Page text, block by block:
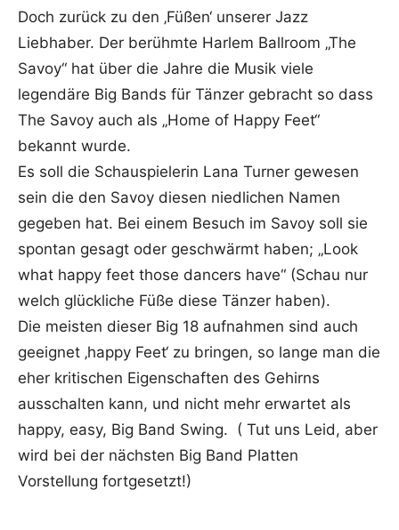
Doch zurück zu den ‚Füßen‘ unserer Jazz
Liebhaber. Der berühmte Harlem Ballroom „The
Savoy“ hat über die Jahre die Musik viele
legendäre Big Bands für Tänzer gebracht so dass
The Savoy auch als „Home of Happy Feet“
bekannt wurde.
Es soll die Schauspielerin Lana Turner gewesen
sein die den Savoy diesen niedlichen Namen
gegeben hat. Bei einem Besuch im Savoy soll sie
spontan gesagt oder geschwärmt haben; „Look
what happy feet those dancers have“ (Schau nur
welch glückliche Füße diese Tänzer haben).
Die meisten dieser Big 18 aufnahmen sind auch
geeignet ‚happy Feet‘ zu bringen, so lange man die
eher kritischen Eigenschaften des Gehirns
ausschalten kann, und nicht mehr erwartet als
happy, easy, Big Band Swing. ( Tut uns Leid, aber
wird bei der nächsten Big Band Platten
Vorstellung fortgesetzt!)